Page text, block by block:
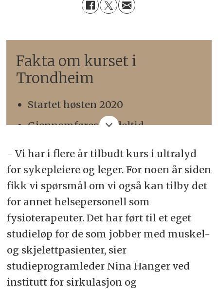
Fakta om kurset i
Trondheim
Startet høsten 2020
Gjennomføres på deltid
Er både nettbasert og
samlingsbasert. Samlingene skjer i
Trondheim
Gir 60 studiepoeng
Instituttet jobber med at det kan
bli en del av masterprogram
- Vi har i flere år tilbudt kurs i ultralyd
for sykepleiere og leger. For noen år siden
fikk vi spørsmål om vi også kan tilby det
for annet helsepersonell som
fysioterapeuter. Det har ført til et eget
studieløp for de som jobber med muskel-
og skjelettpasienter, sier
studieprogramleder Nina Hanger ved
institutt for sirkulasjon og